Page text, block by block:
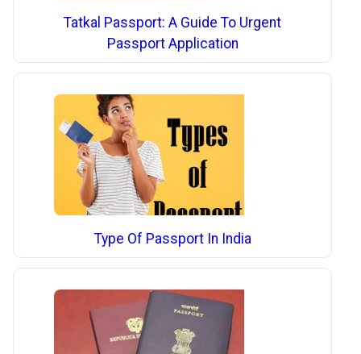
Tatkal Passport: A Guide To Urgent
Passport Application
Type Of Passport In India